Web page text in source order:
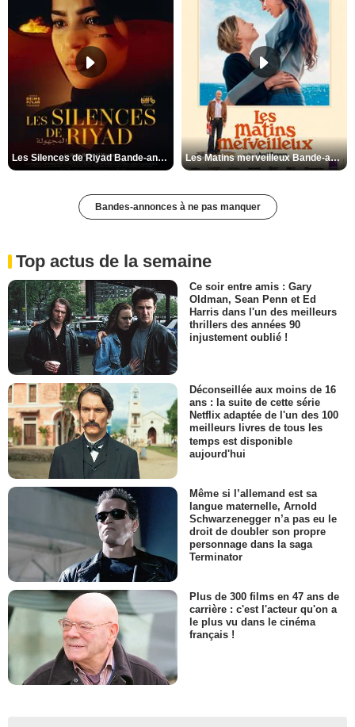
Les Silences de Riyad Bande-annonce VO STFR Les Matins merveilleux Bande-annonce VF
Bandes-annonces à ne pas manquer
Top actus de la semaine
Ce soir entre amis : Gary
Oldman, Sean Penn et Ed
Harris dans l'un des meilleurs
thrillers des années 90
injustement oublié !
Déconseillée aux moins de 16
ans : la suite de cette série
Netflix adaptée de l'un des 100
meilleurs livres de tous les
temps est disponible
aujourd'hui
Même si l’allemand est sa
langue maternelle, Arnold
Schwarzenegger n’a pas eu le
droit de doubler son propre
personnage dans la saga
Terminator
Plus de 300 films en 47 ans de
carrière : c'est l'acteur qu'on a
le plus vu dans le cinéma
français !